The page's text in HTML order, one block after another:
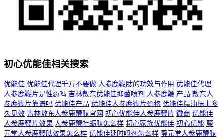
初心优能佳相关搜索
优能佳 优能佳代理千万不要做 人参鹿鞭肽的功效与作用 优能佳代理
人参鹿鞭片是性药吗 吉林敖东优能佳抑菌喷剂 人参鹿鞭 产品 敖东人
参鹿鞭片靠谱吗 优能佳产品 优能佳人参鹿鞭片价格 优能佳精油抹上多
久见效 吉林敖东人参鹿鞭肽官网 初心优能佳人参鹿鞭片 微商 优能佳
人参鹿鞭片效果 人参鹿鞭牡蛎肽怎么样 初心家族优能佳 初心优能 葵
元堂人参鹿鞭肽效果怎么样 优能佳延时喷剂怎么样 葵元堂人参鹿鞭肽